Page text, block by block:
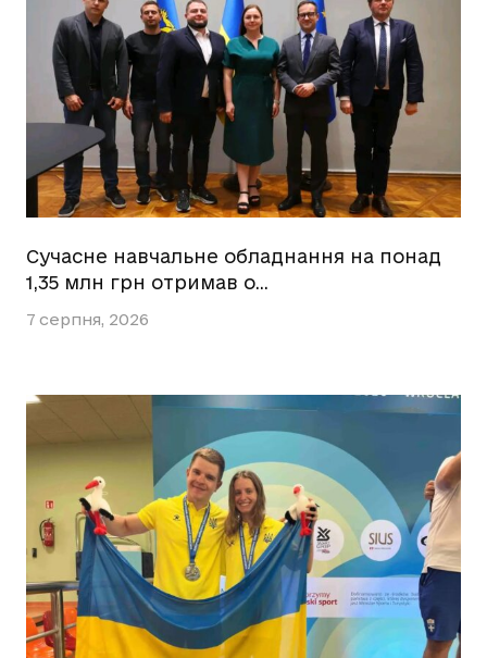
Сучасне навчальне обладнання на понад
1,35 млн грн отримав о…
7 серпня, 2026